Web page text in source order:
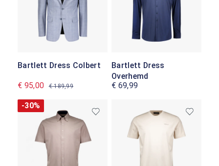
Bartlett Dress Colbert
€ 95,00 € 189,99
Bartlett Dress
Overhemd
€ 69,99
-30%